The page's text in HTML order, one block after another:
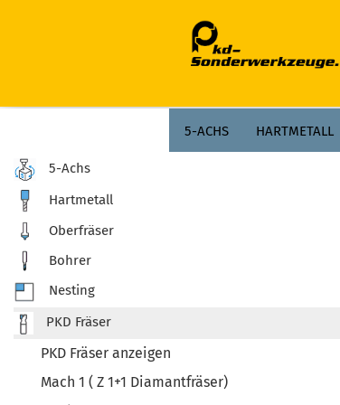
5-ACHS HARTMETALL
5-Achs
Hartmetall
Oberfräser
Bohrer
Nesting
PKD Fräser
PKD Fräser anzeigen
Mach 1 ( Z 1+1 Diamantfräser)